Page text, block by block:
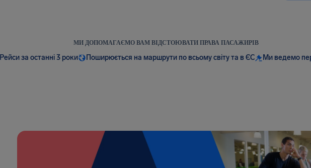
МИ ДОПОМАГАЄМО ВАМ ВІДСТОЮВАТИ ПРАВА ПАСАЖИРІВ
Рейси за останні 3 роки Поширюється на маршрути по всьому світу та в ЄС Ми ведемо